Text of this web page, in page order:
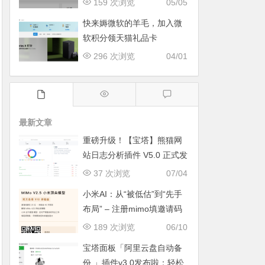
05/05
159 次浏览
快来媷微软的羊毛，加入微
软积分领天猫礼品卡
04/01
296 次浏览
最新文章
重磅升级！【宝塔】熊猫网
站日志分析插件 V5.0 正式发
布：智能体检+多维风控，运
07/04
37 次浏览
小米AI：从“被低估”到“先手
布局” – 注册mimo填邀请码
获取奖励, 赶紧的薅羊毛06/10
189 次浏览
宝塔面板「阿里云盘自动备
份 」插件v3.0发布啦：轻松